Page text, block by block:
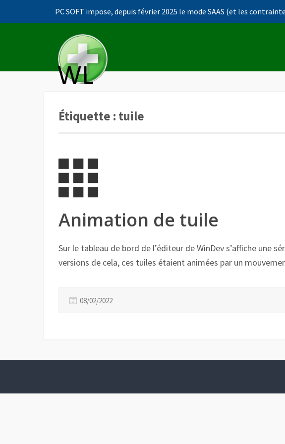
PC SOFT impose, depuis février 2025 le mode SAAS (et les
Étiquette : tuile
Animation de tuile
Sur le tableau de bord de l’éditeur de WinDev s’affiche une
versions de cela, ces tuiles étaient animées par un
08/02/2022